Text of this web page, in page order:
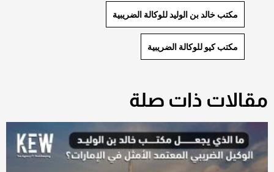
مكتب خالد بن الوليد للوكالة الضريبية
مكتب كيو للوكالة الضريبية
مقالات ذات صلة